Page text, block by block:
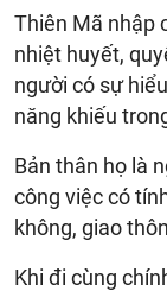
Thiên Mã nhập
nhiệt huyết,
người có sự
năng khiếu
Bản thân họ là
công việc có
không, giao
Khi đi cùng